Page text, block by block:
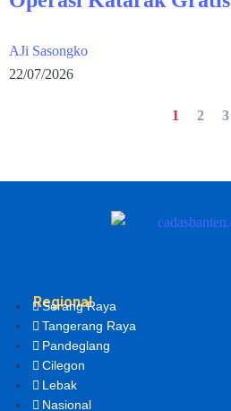
AJi Sasongko
22/07/2026
1 2 3
Regional
Serang Raya
Tangerang Raya
Pandeglang
Cilegon
Lebak
Nasional